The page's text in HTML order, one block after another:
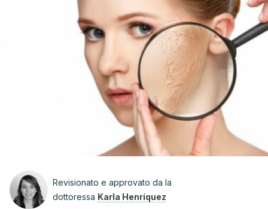
Revisionato e approvato da la
dottoressa Karla Henríquez